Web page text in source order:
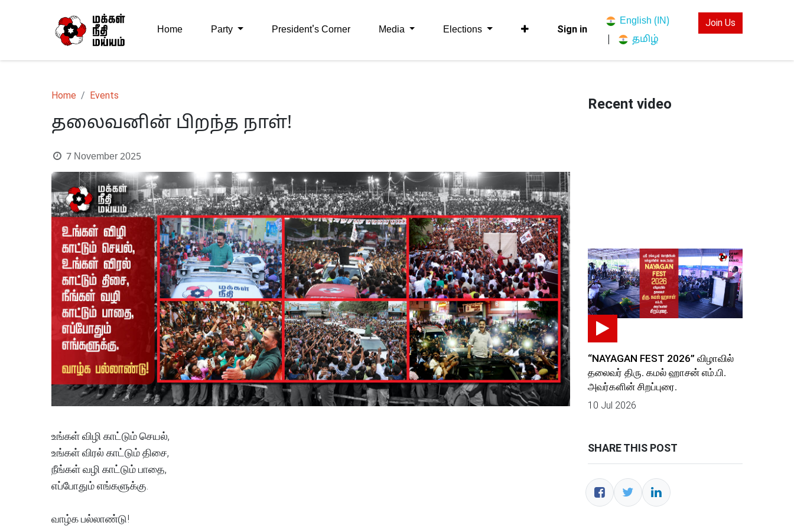
Home Party President's Corner Media Elections Sign in
English (IN)
தமிழ்
Join Us
Home Events
தலைவனின் பிறந்த நாள்!
7 November 2025
உங்கள் விழி காட்டும் செயல்,
உங்கள் விரல் காட்டும் திசை,
நீங்கள் வழி காட்டும் பாதை,
எப்போதும் எங்களுக்கு.
வாழ்க பல்லாண்டு!
Recent video
“NAYAGAN FEST 2026” விழாவில்
தலைவர் திரு. கமல் ஹாசன் எம்.பி.
அவர்களின் சிறப்புரை.
10 Jul 2026
SHARE THIS POST